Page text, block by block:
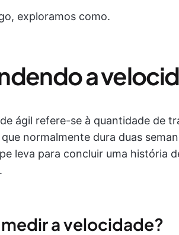
exploramos como.
a
ágil refere-se à quantidade de
normalmente dura duas
leva para concluir uma história
a velocidade?